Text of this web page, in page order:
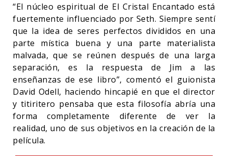
“El núcleo espiritual de El Cristal Encantado está
fuertemente influenciado por Seth. Siempre sentí
que la idea de seres perfectos divididos en una
parte mística buena y una parte materialista
malvada, que se reúnen después de una larga
separación, es la respuesta de Jim a las
enseñanzas de ese libro”, comentó el guionista
David Odell, haciendo hincapié en que el director
y titiritero pensaba que esta filosofía abría una
forma completamente diferente de ver la
realidad, uno de sus objetivos en la creación de la
película.